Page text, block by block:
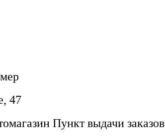
47
Пункт выдачи заказов